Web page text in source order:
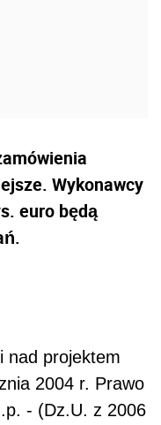
Wykonawcy
euro będą
nad projektem
2004 r. Prawo
- (Dz.U. z 2006